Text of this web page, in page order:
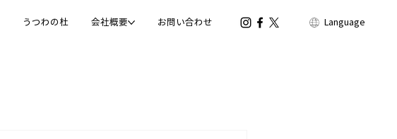
うつわの杜 会社概要 お問い合わせ Language